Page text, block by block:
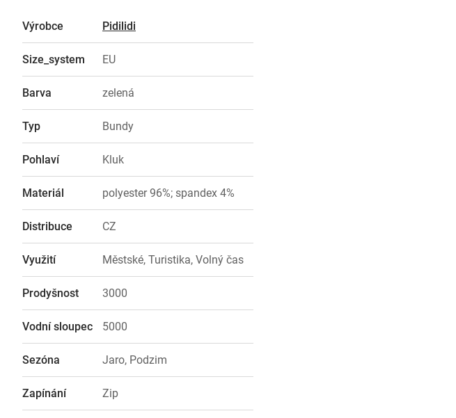
Výrobce Pidilidi
Size_system EU
Barva zelená
Typ Bundy
Pohlaví Kluk
Materiál polyester 96%; spandex 4%
Distribuce CZ
Využití Městské, Turistika, Volný čas
Prodyšnost 3000
Vodní sloupec 5000
Sezóna Jaro, Podzim
Zapínání Zip